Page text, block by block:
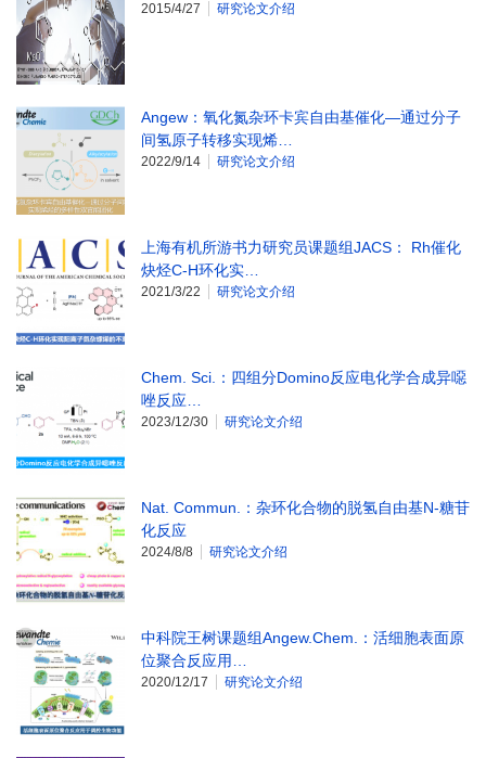
2015/4/27 研究论文介绍
Angew：氧化氮杂环卡宾自由基催化—通过分子
间氢原子转移实现烯…
2022/9/14 研究论文介绍
上海有机所游书力研究员课题组JACS： Rh催化
炔烃C-H环化实…
2021/3/22 研究论文介绍
Chem. Sci.：四组分Domino反应电化学合成异噁
唑反应…
2023/12/30 研究论文介绍
Nat. Commun.：杂环化合物的脱氢自由基N-糖苷
化反应
2024/8/8 研究论文介绍
中科院王树课题组Angew.Chem.：活细胞表面原
位聚合反应用…
2020/12/17 研究论文介绍